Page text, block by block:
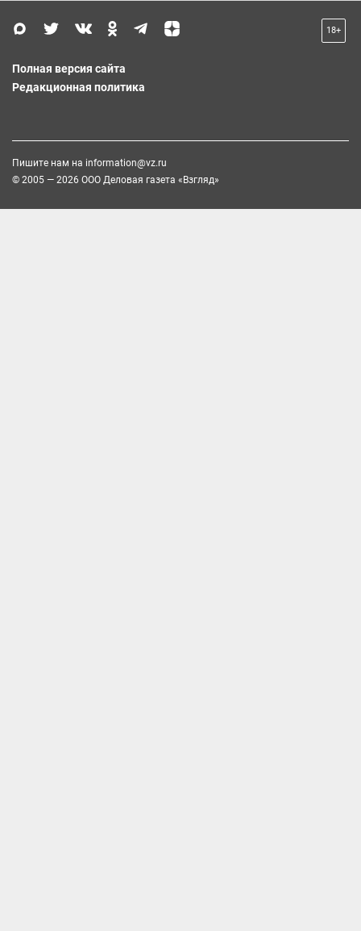
18+
Полная версия сайта
Редакционная политика
Пишите нам на information@vz.ru
© 2005 — 2026 ООО Деловая газета «Взгляд»